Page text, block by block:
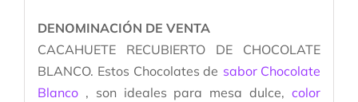
DENOMINACIÓN DE VENTA
CACAHUETE RECUBIERTO DE CHOCOLATE
BLANCO. Estos Chocolates de sabor Chocolate
Blanco, son ideales para mesa dulce,color